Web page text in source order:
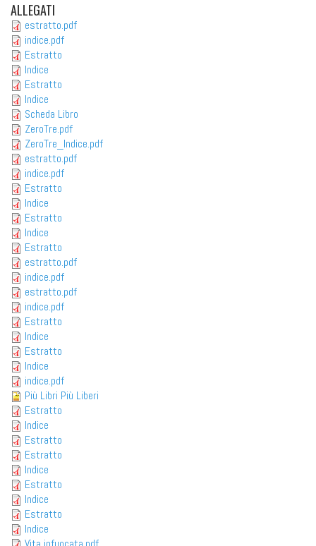
ALLEGATI
estratto.pdf
indice.pdf
Estratto
Indice
Estratto
Indice
Scheda Libro
ZeroTre.pdf
ZeroTre_Indice.pdf
estratto.pdf
indice.pdf
Estratto
Indice
Estratto
Indice
Estratto
estratto.pdf
indice.pdf
estratto.pdf
indice.pdf
Estratto
Indice
Estratto
Indice
indice.pdf
Più Libri Più Liberi
Estratto
Indice
Estratto
Estratto
Indice
Estratto
Indice
Estratto
Indice